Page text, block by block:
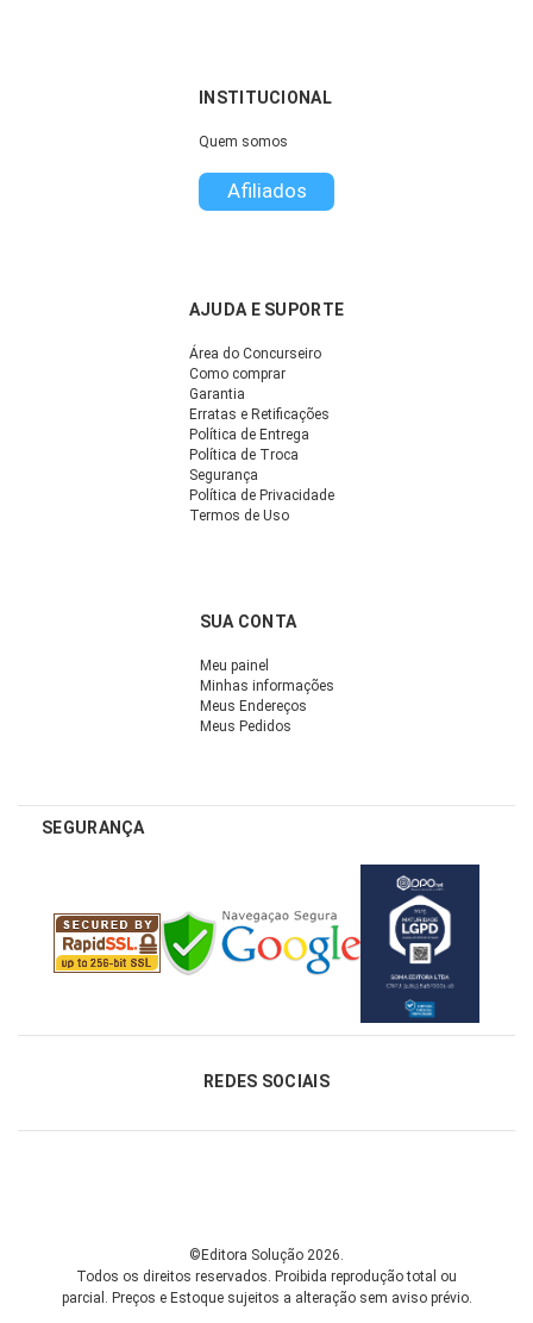
INSTITUCIONAL
Quem somos
Afiliados
AJUDA E SUPORTE
Área do Concurseiro
Como comprar
Garantia
Erratas e Retificações
Política de Entrega
Política de Troca
Segurança
Política de Privacidade
Termos de Uso
SUA CONTA
Meu painel
Minhas informações
Meus Endereços
Meus Pedidos
SEGURANÇA
REDES SOCIAIS
©Editora Solução 2026.
Todos os direitos reservados. Proibida reprodução total ou
parcial. Preços e Estoque sujeitos a alteração sem aviso prévio.